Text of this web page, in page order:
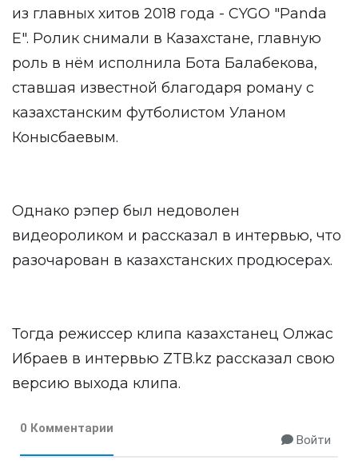
из главных хитов 2018 года - CYGO "Panda
E". Ролик снимали в Казахстане, главную
роль в нём исполнила Бота Балабекова,
ставшая известной благодаря роману с
казахстанским футболистом Уланом
Конысбаевым.
Однако рэпер был недоволен
видеороликом и рассказал в интервью, что
разочарован в казахстанских продюсерах.
Тогда режиссер клипа казахстанец Олжас
Ибраев в интервью ZTB.kz рассказал свою
версию выхода клипа.
0 Комментарии
Войти